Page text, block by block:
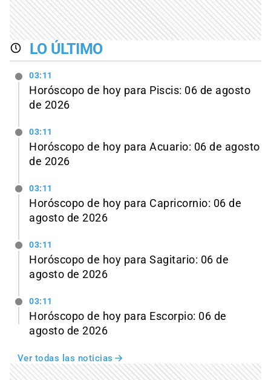
LO ÚLTIMO
03:11
Horóscopo de hoy para Piscis: 06 de agosto
de 2026
03:11
Horóscopo de hoy para Acuario: 06 de agosto
de 2026
03:11
Horóscopo de hoy para Capricornio: 06 de
agosto de 2026
03:11
Horóscopo de hoy para Sagitario: 06 de
agosto de 2026
03:11
Horóscopo de hoy para Escorpio: 06 de
agosto de 2026
Ver todas las noticias